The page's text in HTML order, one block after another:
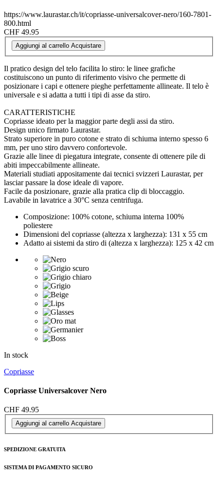
https://www.laurastar.ch/it/copriasse-universalcover-nero/160-7801-
800.html
CHF 49.95
Aggiungi al carrello Acquistare
Il pratico design del telo facilita lo stiro: le linee grafiche
costituiscono un punto di riferimento visivo che permette di
posizionare i capi e ottenere pieghe perfettamente allineate. Il telo è
universale e si adatta a tutti i tipi di asse da stiro.
CARATTERISTICHE
Copriasse ideato per la maggior parte degli assi da stiro.
Design unico firmato Laurastar.
Strato superiore in puro cotone e strato di schiuma interno spesso 6
mm, per uno stiro davvero confortevole.
Grazie alle linee di piegatura integrate, consente di ottenere pile di
abiti impeccabilmente allineate.
Materiali studiati appositamente dai tecnici svizzeri Laurastar, per
lasciar passare la dose ideale di vapore.
Facile da posizionare, grazie alla pratica clip di bloccaggio.
Lavabile in lavatrice a 30°C senza centrifuga.
Composizione: 100% cotone, schiuma interna 100%
poliestere
Dimensioni del copriasse (altezza x larghezza): 131 x 55 cm
Adatto ai sistemi da stiro di (altezza x larghezza): 125 x 42 cm
In stock
Copriasse
Copriasse Universalcover Nero
CHF 49.95
Aggiungi al carrello Acquistare
SPEDIZIONE GRATUITA
SISTEMA DI PAGAMENTO SICURO